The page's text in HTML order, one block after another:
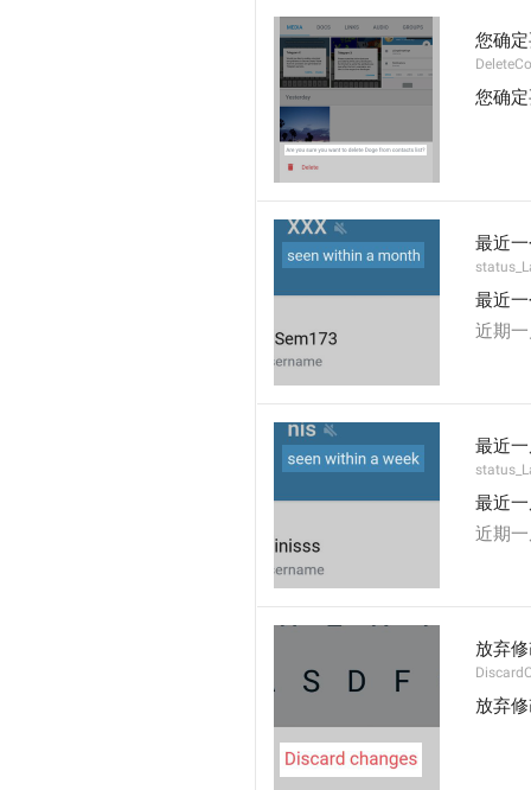
您确
您确
最近
最近
近期
最近
最近
近期
放弃
放弃